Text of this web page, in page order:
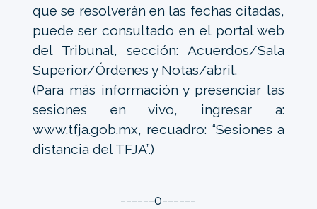
que se resolverán en las fechas citadas,
puede ser consultado en el portal web
del Tribunal, sección: Acuerdos/Sala
Superior/Órdenes y Notas/abril.
(Para más información y presenciar las
sesiones en vivo, ingresar a:
www.tfja.gob.mx, recuadro: “Sesiones a
distancia del TFJA”.)
------0------